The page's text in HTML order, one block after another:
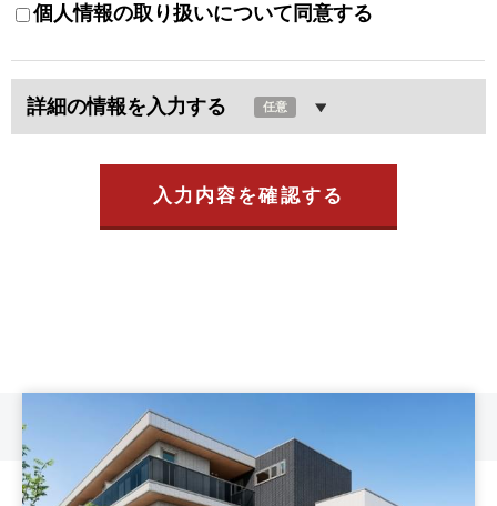
個人情報の取り扱いについて同意する
詳細の情報を入力する 任意
入力内容を確認する